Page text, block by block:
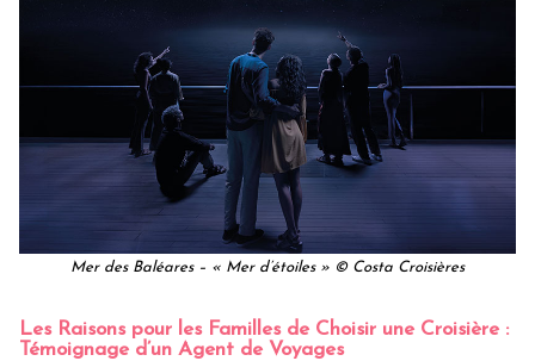
Mer des Baléares – « Mer d’étoiles » © Costa Croisières
Les Raisons pour les Familles de Choisir une Croisière :
Témoignage d’un Agent de Voyages